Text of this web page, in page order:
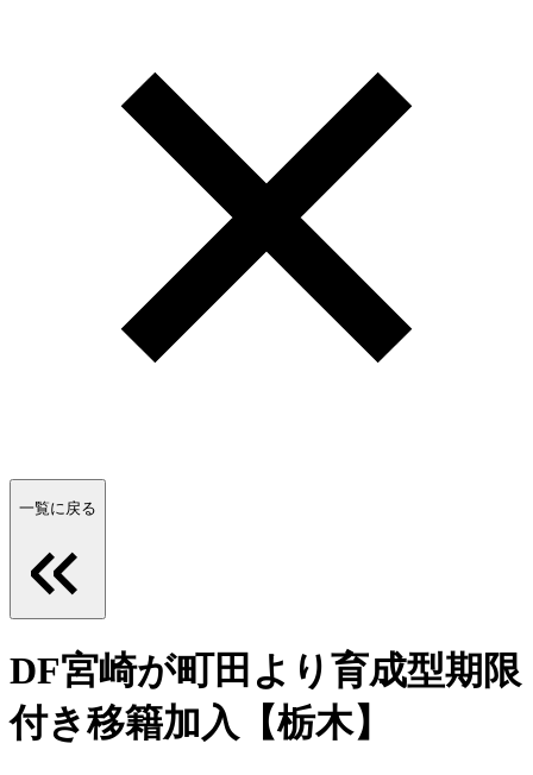
一覧に戻る
DF宮崎が町田より育成型期限
付き移籍加入【栃木】